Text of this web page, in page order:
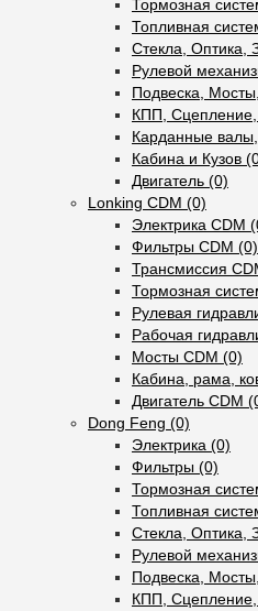
Тормозная
Топливная
Стекла, Оптика,
Рулевой
Подвеска,
КПП,
Карданные
Кабина и Кузов
Двигатель (0)
Lonking CDM (0)
Электрика CDM
Фильтры CDM (0)
Трансмиссия
Тормозная
Рулевая
Рабочая
Мосты CDM (0)
Кабина, рама,
Двигатель CDM
Dong Feng (0)
Электрика (0)
Фильтры (0)
Тормозная
Топливная
Стекла, Оптика,
Рулевой
Подвеска,
КПП,